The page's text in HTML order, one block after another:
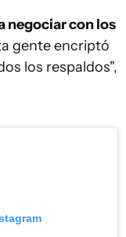
negociar con los
gente encriptó
los respaldos",